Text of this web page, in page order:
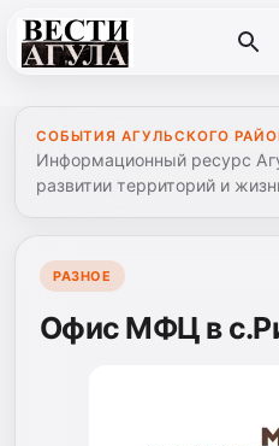
СОБЫТИЯ АГУЛЬСКОГО
Информационный ресурс
развитии территорий и
РАЗНОЕ
Офис МФЦ в